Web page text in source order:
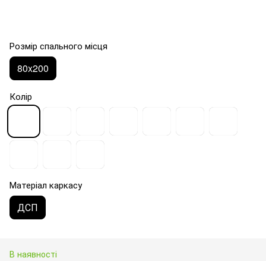
Розмір спального місця
80x200
Колір
Матеріал каркасу
ДСП
В наявності